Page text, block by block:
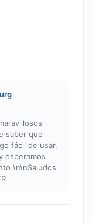
saber que
fácil de usar.
esperamos